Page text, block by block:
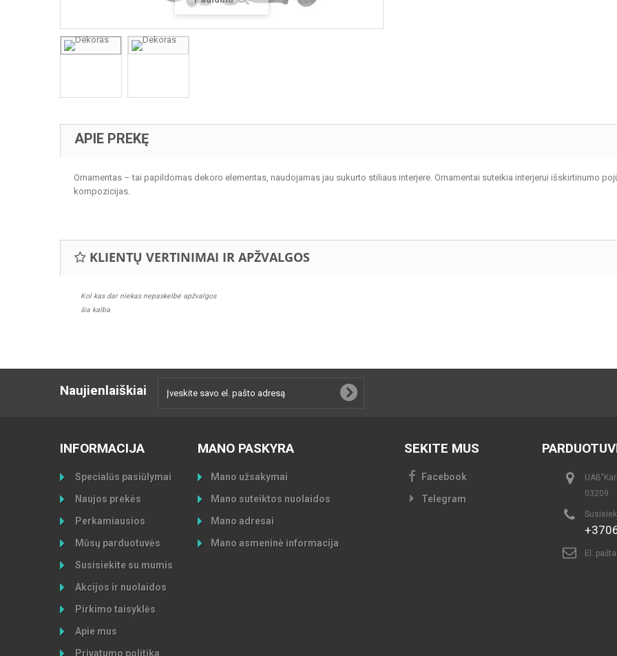
APIE PREKĘ
Ornamentas – tai papildomas dekoro elementas, naudojamas jau sukurto stiliaus interjere. Ornamentai suteikia interjerui išskirtinumo
kompozicijas.
KLIENTŲ VERTINIMAI IR APŽVALGOS
Kol kas dar niekas nepaskelbė apžvalgos
šia kalba
Naujienlaiškiai
INFORMACIJA
Specialūs pasiūlymai
Naujos prekės
Perkamiausios
Mūsų parduotuvės
Susisiekite su mumis
Akcijos ir nuolaidos
Pirkimo taisyklės
Apie mus
Privatumo politika
MANO PASKYRA
Mano užsakymai
Mano suteiktos nuolaidos
Mano adresai
Mano asmeninė informacija
SEKITE MUS
Facebook
Telegram
03209
El.